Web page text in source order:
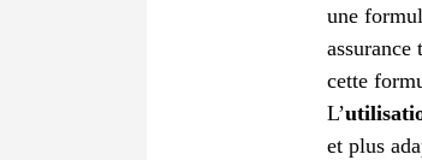
une
cette
L’
et plus